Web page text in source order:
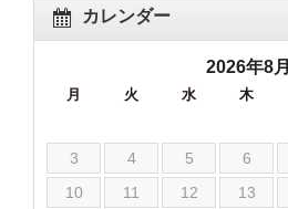
カレンダー
2026年8月
月 火 水 木
3
4 5 6
10
11 12 13